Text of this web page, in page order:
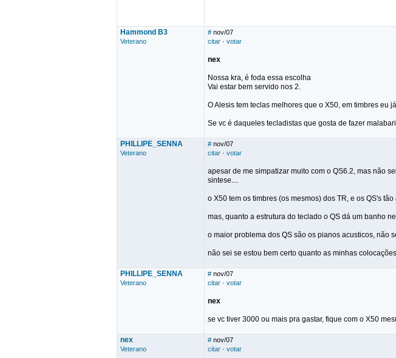
Hammond B3
Veterano
# nov/07
citar · votar
nex
Nossa kra, é foda essa escolha
Vai estar bem servido nos 2.
O Alesis tem teclas melhores que o X50, em timbres eu
Se vc é daqueles tecladistas que gosta de fazer
PHILLIPE_SENNA
Veterano
# nov/07
citar · votar
apesar de me simpatizar muito com o QS6.2, mas não
sintese....
o X50 tem os timbres (os mesmos) dos TR, e os QS's
mas, quanto a estrutura do teclado o QS dá um banho
o maior problema dos QS são os pianos acusticos, não
não sei se estou bem certo quanto as minhas
PHILLIPE_SENNA
Veterano
# nov/07
citar · votar
nex
se vc tiver 3000 ou mais pra gastar, fique com o X50
nex
Veterano
# nov/07
citar · votar